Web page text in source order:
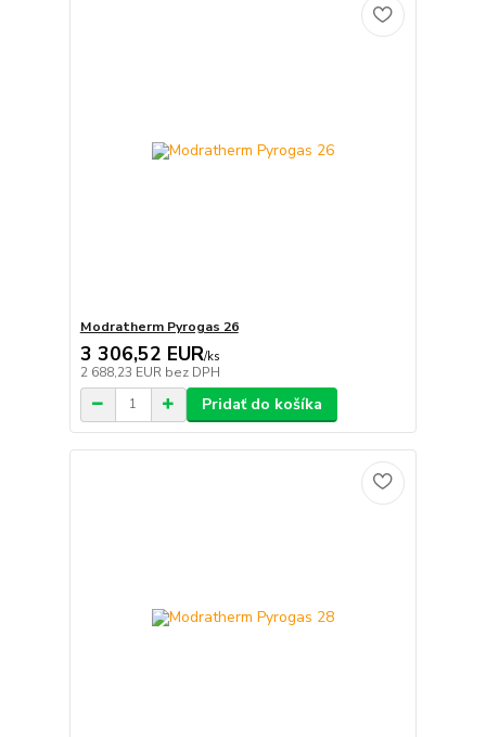
Modratherm Pyrogas 26
3 306,52 EUR/ks
2 688,23 EUR bez DPH
Pridať do košíka